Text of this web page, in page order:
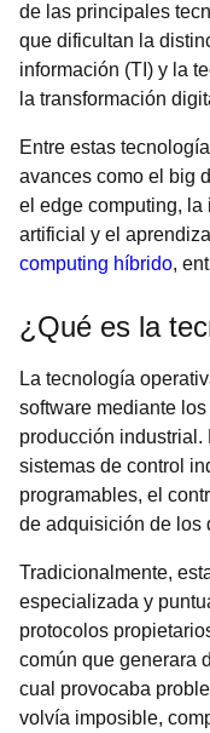
de las principales
que dificultan la
información (TI) y la
la transformación
Entre estas
avances como el big
el edge computing,
artificial y el
computing híbrido,
¿Qué es la
La tecnología
software mediante
producción
sistemas de control
programables, el
de adquisición de los
Tradicionalmente,
especializada y
protocolos
común que generara
cual provocaba
volvía imposible,